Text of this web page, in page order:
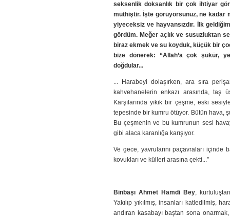
seksenlik doksanlık bir çok ihtiyar
müthiştir. İşte görüyorsunuz, ne kadar
yiyeceksiz ve hayvansızdır. İlk
gördüm. Meğer açlık ve susuzluktan
biraz ekmek ve su koyduk, küçük bir
bize dönerek: “Allah’a çok şükür,
doğdular...
... Harabeyi dolaşırken, ara sıra
kahvehanelerin enkazı arasında, taş
Karşılarında yıkık bir çeşme, eski
tepesinde bir kumru ötüyor. Bütün hava,
Bu çeşmenin ve bu kumrunun sesi
gibi alaca karanlığa karışıyor.
Ve gece, yavrularını paçavraları
kovukları ve külleri arasına çekti...”
Binbaşı Ahmet Hamdi Bey,
Yakılıp yıkılmış, insanları katledilmiş,
andıran kasabayı baştan sona